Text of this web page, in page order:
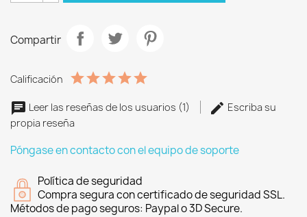
Compartir
Calificación
Leer las reseñas de los usuarios (1)
Escriba su
propia reseña
Póngase en contacto con el equipo de soporte
Política de seguridad
Compra segura con certificado de seguridad SSL.
Métodos de pago seguros: Paypal o 3D Secure.